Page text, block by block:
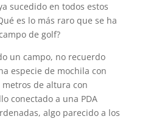
sucedido en todos estos
es lo más raro que se ha
de golf?
un campo, no recuerdo
especie de mochila con
de altura con
conectado a una PDA
algo parecido a los